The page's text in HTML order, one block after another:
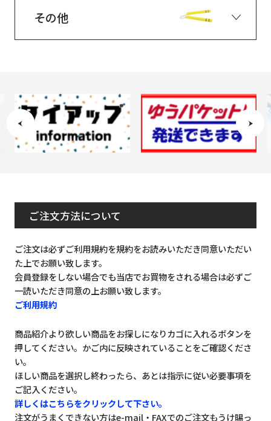
その他
ご注文方法について
ご注文は必ずご利用規約を規約をお読みいただき同意いただい
た上でお願い致します。
会員登録をしない場合でも当店でお買物をされる場合は必ずご
一読いただき同意の上お願い致します。
ご利用規約
商品紹介より欲しい商品をお探しになりカゴに入れるボタンを
押してください。かご内に反映されていることをご確認くださ
い。
ほしい商品を選択し終わったら、あとは指示に従い必要事項を
ご記入ください。
詳しくはこちらをクリックして下さい。
注文がうまくできない方はe-mail・FAXでのご注文もうけ賜っ